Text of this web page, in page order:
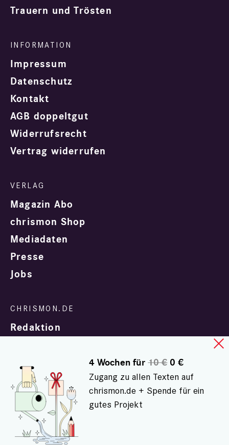
Trauern und Trösten
Impressum
Datenschutz
Kontakt
AGB doppeltgut
Widerrufsrecht
Vertrag widerrufen
Magazin Abo
chrismon Shop
Mediadaten
Presse
Jobs
Redaktion
In Zusammenarbeit mit
4 Wochen für10 €0 €
Zugang zu allen Texten auf
chrismon.de + Spende für ein
gutes Projekt